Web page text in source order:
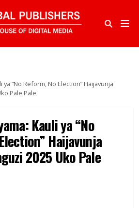
ya “No Reform, No Election” Haijavunja
Pale Pale
Kauli ya “No
Haijavunja
2025 Uko Pale